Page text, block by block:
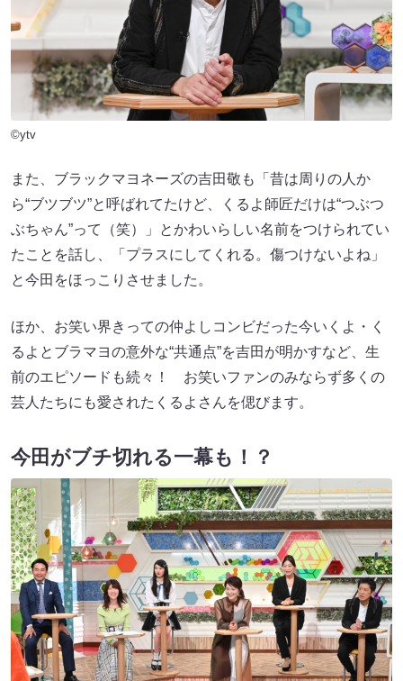
©ytv
また、ブラックマヨネーズの吉田敬も「昔は周りの人か
ら“ブツブツ”と呼ばれてたけど、くるよ師匠だけは“つぶつ
ぶちゃん”って（笑）」とかわいらしい名前をつけられてい
たことを話し、「プラスにしてくれる。傷つけないよね」
と今田をほっこりさせました。
ほか、お笑い界きっての仲よしコンビだった今いくよ・く
るよとブラマヨの意外な“共通点”を吉田が明かすなど、生
前のエピソードも続々！ お笑いファンのみならず多くの
芸人たちにも愛されたくるよさんを偲びます。
今田がブチ切れる一幕も！？